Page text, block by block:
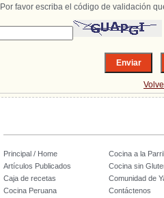
Por favor escriba el código de validación
Principal / Home
Cocina a la
Artículos Publicados
Cocina sin
Caja de recetas
Comunidad de
Cocina Peruana
Contáctenos